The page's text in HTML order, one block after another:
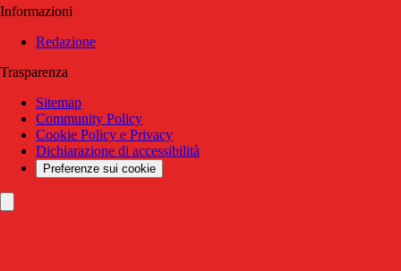
Informazioni
Redazione
Trasparenza
Sitemap
Community Policy
Cookie Policy e Privacy
Dichiarazione di accessibilità
Preferenze sui cookie